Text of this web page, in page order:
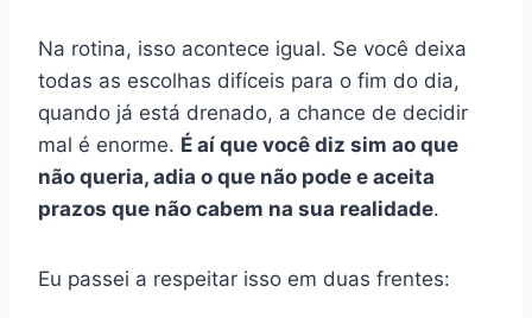
Na rotina, isso acontece igual. Se você deixa
todas as escolhas difíceis para o fim do dia,
quando já está drenado, a chance de decidir
mal é enorme. É aí que você diz sim ao que
não queria, adia o que não pode e aceita
prazos que não cabem na sua realidade.
Eu passei a respeitar isso em duas frentes: